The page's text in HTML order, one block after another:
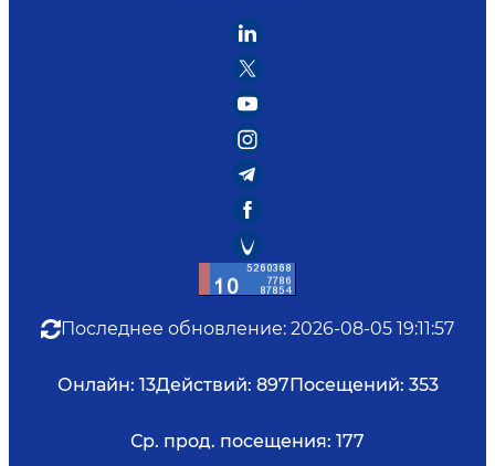
Последнее обновление: 2026-08-05 19:11:57
Онлайн: 13Действий: 897Посещений: 353
Ср. прод. посещения: 177